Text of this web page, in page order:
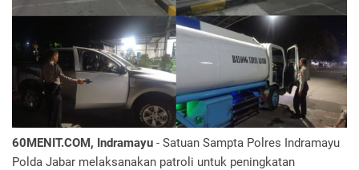
60MENIT.COM, Indramayu - Satuan Sampta Polres Indramayu
Polda Jabar melaksanakan patroli untuk peningkatan